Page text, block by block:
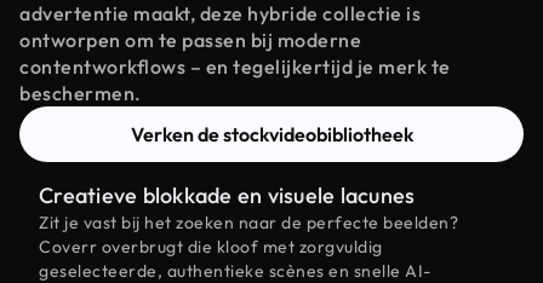
advertentie maakt, deze hybride collectie is
ontworpen om te passen bij moderne
contentworkflows – en tegelijkertijd je merk te
beschermen.
Verken de stockvideobibliotheek
Creatieve blokkade en visuele lacunes
Zit je vast bij het zoeken naar de perfecte beelden?
Coverr overbrugt die kloof met zorgvuldig
geselecteerde, authentieke scènes en snelle AI-